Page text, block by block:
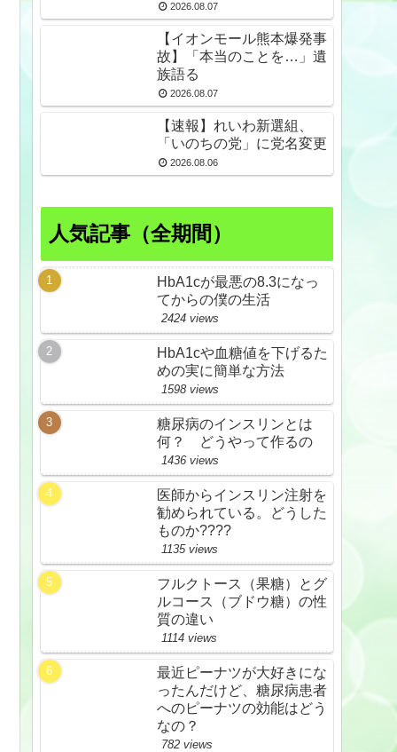
倒産も発生
2026.08.07
【イオンモール熊本爆発事
故】「本当のことを…」遺
族語る
2026.08.07
【速報】れいわ新選組、
「いのちの党」に党名変更
2026.08.06
人気記事（全期間）
HbA1cが最悪の8.3になっ
てからの僕の生活
2424 views
HbA1cや血糖値を下げるた
めの実に簡単な方法
1598 views
糖尿病のインスリンとは
何？ どうやって作るの
1436 views
医師からインスリン注射を
勧められている。どうした
ものか????
1135 views
フルクトース（果糖）とグ
ルコース（ブドウ糖）の性
質の違い
1114 views
最近ピーナツが大好きにな
ったんだけど、糖尿病患者
へのピーナツの効能はどう
なの？
782 views